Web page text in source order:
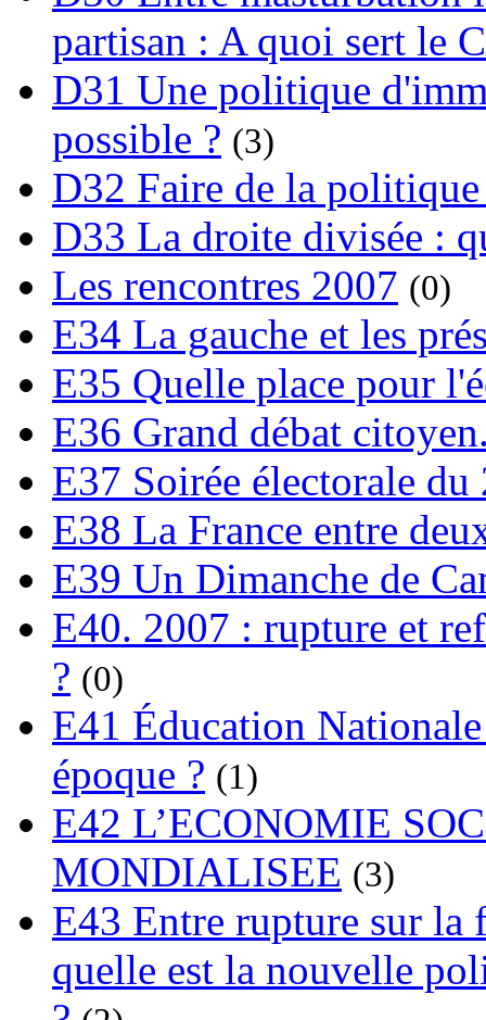
partisan : A quoi sert le
D31 Une politique
possible ? (3)
D32 Faire de la
D33 La droite divisée :
Les rencontres 2007 (0)
E34 La gauche et les
E35 Quelle place pour
E36 Grand débat
E37 Soirée électorale
E38 La France entre
E39 Un Dimanche de
E40. 2007 : rupture et
? (0)
E41 Éducation
époque ? (1)
E42 L’ECONOMIE
MONDIALISEE (3)
E43 Entre rupture sur
quelle est la nouvelle